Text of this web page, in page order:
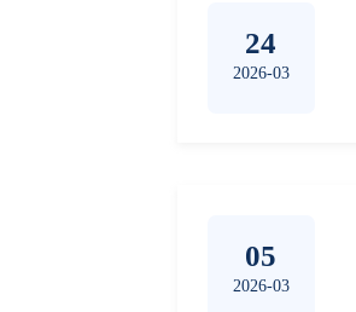
24
2026-03
05
2026-03